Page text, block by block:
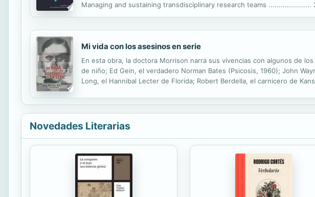
Managing and sustaining transdisciplinary research teams
Mi vida con los asesinos en serie
En esta obra, la doctora Morrison narra sus vivencias con algunos de
de niño; Ed Gein, el verdadero Norman Bates (Psicosis, 1960); John
Long, el Hannibal Lecter de Florida; Robert Berdella, el carnicero de
Novedades Literarias